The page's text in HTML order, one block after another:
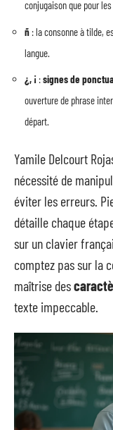
conjugaison que pour
ñ : la consonne à tilde,
langue.
¿, ¡ :signes de
ouverture de phrase
départ.
Yamile Delcourt
nécessité de
éviter les erreurs.
détaille chaque
sur un clavier
comptez pas sur la
maîtrise des
texte impeccable.